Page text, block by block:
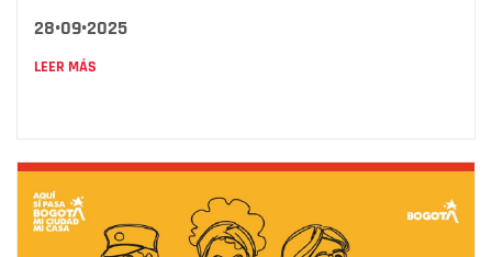
28•09•2025
LEER MÁS